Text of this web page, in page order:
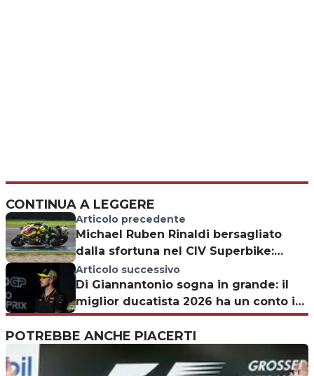
CONTINUA A LEGGERE
Articolo precedente
Michael Ruben Rinaldi bersagliato
dalla sfortuna nel CIV Superbike:
Imola già un esame
Articolo successivo
Di Giannantonio sogna in grande: il
miglior ducatista 2026 ha un conto in
sospeso col Mugello
POTREBBE ANCHE PIACERTI